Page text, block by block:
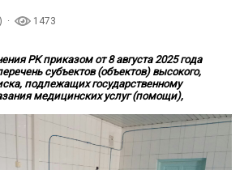
·
1473
РК приказом от 8 августа 2025 года
субъектов (объектов) высокого,
подлежащих государственному
медицинских услуг (помощи),